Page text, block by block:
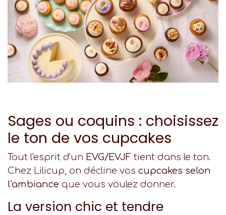
Sages ou coquins : choisissez
le ton de vos cupcakes
Tout l'esprit d'un EVG/EVJF tient dans le ton.
Chez Lilicup, on décline vos cupcakes selon
l'ambiance que vous voulez donner.
La version chic et tendre